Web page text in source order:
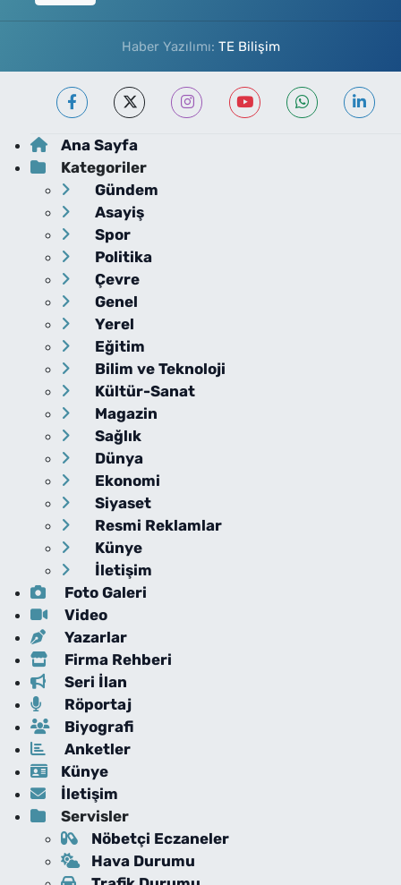
Haber Yazılımı: TE Bilişim
Ana Sayfa
Kategoriler
Gündem
Asayiş
Spor
Politika
Çevre
Genel
Yerel
Eğitim
Bilim ve Teknoloji
Kültür-Sanat
Magazin
Sağlık
Dünya
Ekonomi
Siyaset
Resmi Reklamlar
Künye
İletişim
Foto Galeri
Video
Yazarlar
Firma Rehberi
Seri İlan
Röportaj
Biyografi
Anketler
Künye
İletişim
Servisler
Nöbetçi Eczaneler
Hava Durumu